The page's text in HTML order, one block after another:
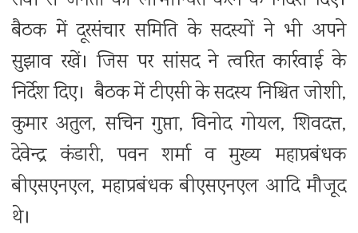
बैठक में दूरसंचार समिति के सदस्यों ने भी अपने
सुझाव रखें। जिस पर सांसद ने त्वरित कार्रवाई के
निर्देश दिए। बैठक में टीएसी के सदस्य निश्चित जोशी,
कुमार अतुल, सचिन गुप्ता, विनोद गोयल, शिवदत्त,
देवेन्द्र कंडारी, पवन शर्मा व मुख्य महाप्रबंधक
बीएसएनएल, महाप्रबंधक बीएसएनएल आदि मौजूद
थे।